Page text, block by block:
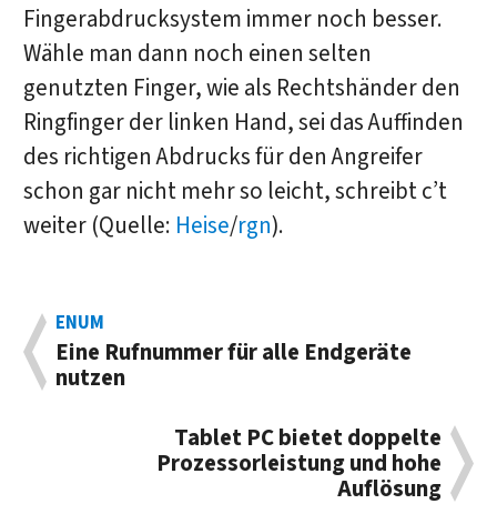
Fingerabdrucksystem immer noch besser.
Wähle man dann noch einen selten
genutzten Finger, wie als Rechtshänder den
Ringfinger der linken Hand, sei das Auffinden
des richtigen Abdrucks für den Angreifer
schon gar nicht mehr so leicht, schreibt c’t
weiter (Quelle: Heise/rgn).
ENUM
Eine Rufnummer für alle Endgeräte
nutzen
Tablet PC bietet doppelte
Prozessorleistung und hohe
Auflösung